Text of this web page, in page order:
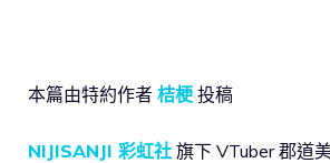
本篇由特約作者 桔梗 投稿
NIJISANJI 彩虹社 旗下 VTuber 郡道